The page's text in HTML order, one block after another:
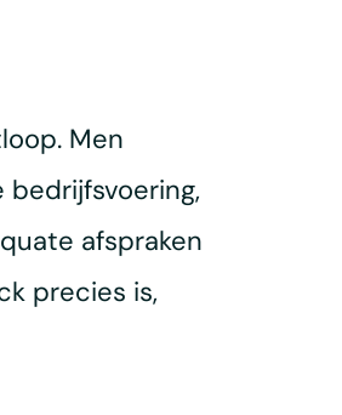
Men
bedrijfsvoering,
afspraken
precies is,